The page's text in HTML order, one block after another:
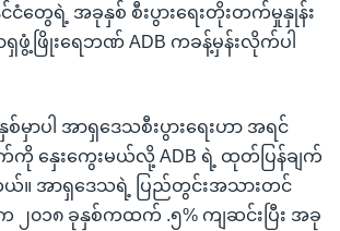
တွေရဲ့ အခုနှစ် စီးပွားရေးတိုးတက်မှုနှုန်း
ဖွံ့ဖြိုးရေဘဏ် ADB ကခန့်မှန်းလိုက်ပါ
မှာပါ အာရှဒေသစီးပွားရေးဟာ အရင်
ကို နှေးကွေးမယ်လို့ ADB ရဲ့ ထုတ်ပြန်ချက်
တယ်။ အာရှဒေသရဲ့ ပြည်တွင်းအသားတင်
၀၁၈ ခုနှစ်ကထက် .၅% ကျဆင်းပြီး အခု